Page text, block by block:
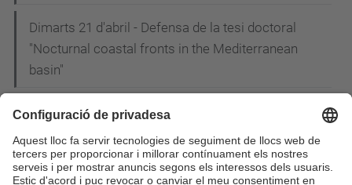
Dimarts 21 d'abril - Defensa de la tesi doctoral
"Nocturnal coastal fronts in the Mediterranean
basin"
Un professor de l'EETAC al 33è Saló Internacional
Dilluns 27 d'Abril - Comença el cicle de